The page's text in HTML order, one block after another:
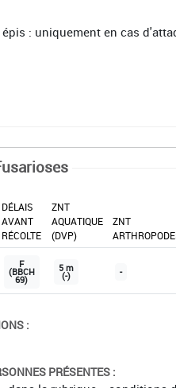
: uniquement en cas
DÉLAIS
AVANT
RÉCOLTE
ZNT
AQUATIQUE
(DVP)
ZNT
F
(BBCH
69)
5 m
(-) -
:
PRÉSENTES :